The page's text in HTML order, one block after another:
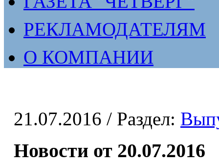
РЕКЛАМОДАТЕЛЯМ
О КОМПАНИИ
21.07.2016 / Раздел:
Новости от 20.07.2016